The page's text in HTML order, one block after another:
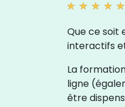
Que ce soit
interactifs
La
ligne
être